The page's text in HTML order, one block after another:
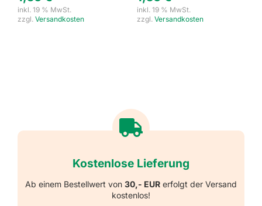
inkl. 19 % MwSt.
zzgl. Versandkosten
inkl. 19 % MwSt.
zzgl. Versandkosten
Kostenlose Lieferung
Ab einem Bestellwert von 30,- EUR erfolgt der Versand
kostenlos!